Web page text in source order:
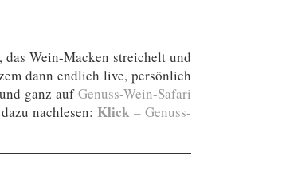
Wein-Macken streichelt und
dann endlich live, persönlich
ganz aufGenuss-Wein-Safari
nachlesen:Klick – Genuss-